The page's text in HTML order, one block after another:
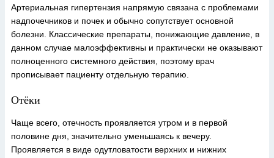
Артериальная гипертензия напрямую связана с проблемами
надпочечников и почек и обычно сопутствует основной
болезни. Классические препараты, понижающие давление, в
данном случае малоэффективны и практически не оказывают
полноценного системного действия, поэтому врач
прописывает пациенту отдельную терапию.
Отёки
Чаще всего, отечность проявляется утром и в первой
половине дня, значительно уменьшаясь к вечеру.
Проявляется в виде одутловатости верхних и нижних